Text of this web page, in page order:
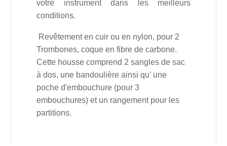
votre instrument dans les meilleurs
conditions.
Revêtement en cuir ou en nylon, pour 2
Trombones, coque en fibre de carbone.
Cette housse comprend 2 sangles de sac
à dos, une bandoulière ainsi qu' une
poche d'embouchure (pour 3
embouchures) et un rangement pour les
partitions.